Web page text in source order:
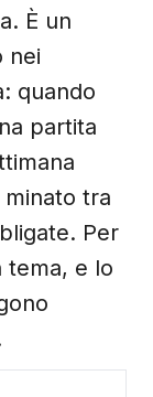
È un
nei
quando
partita
tra
Per
tema, e lo